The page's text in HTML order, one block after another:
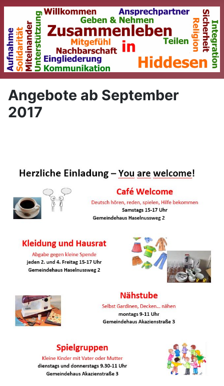
Angebote ab September
2017